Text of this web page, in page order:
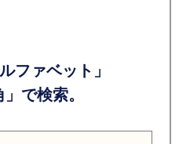
ファベット」
で検索。